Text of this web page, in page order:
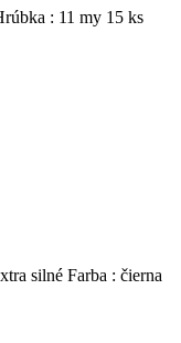
: 11 my 15 ks
silné Farba : čierna